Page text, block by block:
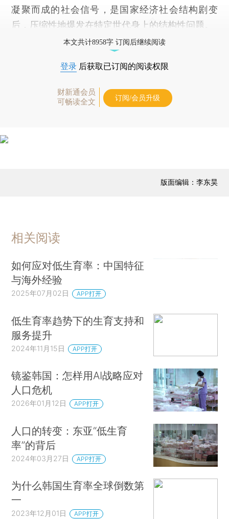
凝聚而成的社会信号，是国家经济社会结构剧变
后，压缩性地爆发在特定世代身上的结构性问题。
本文共计8958字 订阅后继续阅读
登录 后获取已订阅的阅读权限
财新通会员
可畅读全文
订阅/会员升级
版面编辑：李东昊
相关阅读
如何应对低生育率：中国特征
与海外经验
2025年07月02日 APP打开
低生育率趋势下的生育支持和
服务提升
2024年11月15日 APP打开
镜鉴韩国：怎样用AI战略应对
人口危机
2026年01月12日 APP打开
人口的转变：东亚“低生育
率”的背后
2024年03月27日 APP打开
为什么韩国生育率全球倒数第
一
2023年12月01日 APP打开